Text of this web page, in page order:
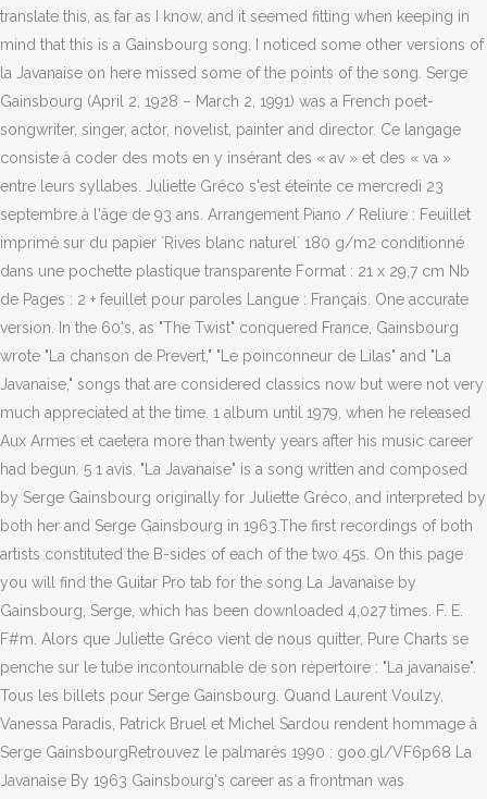
translate this, as far as I know, and it seemed fitting when keeping in
mind that this is a Gainsbourg song. I noticed some other versions of
la Javanaise on here missed some of the points of the song. Serge
Gainsbourg (April 2, 1928 – March 2, 1991) was a French poet-
songwriter, singer, actor, novelist, painter and director. Ce langage
consiste à coder des mots en y insérant des « av » et des « va »
entre leurs syllabes. Juliette Gréco s'est éteinte ce mercredi 23
septembre à l'âge de 93 ans. Arrangement Piano / Reliure : Feuillet
imprimé sur du papier `Rives blanc naturel` 180 g/m2 conditionné
dans une pochette plastique transparente Format : 21 x 29,7 cm Nb
de Pages : 2 + feuillet pour paroles Langue : Français. One accurate
version. In the 60's, as "The Twist" conquered France, Gainsbourg
wrote "La chanson de Prevert," "Le poinconneur de Lilas" and "La
Javanaise," songs that are considered classics now but were not very
much appreciated at the time. 1 album until 1979, when he released
Aux Armes et caetera more than twenty years after his music career
had begun. 5 1 avis. "La Javanaise" is a song written and composed
by Serge Gainsbourg originally for Juliette Gréco, and interpreted by
both her and Serge Gainsbourg in 1963.The first recordings of both
artists constituted the B-sides of each of the two 45s. On this page
you will find the Guitar Pro tab for the song La Javanaise by
Gainsbourg, Serge, which has been downloaded 4,027 times. F. E.
F#m. Alors que Juliette Gréco vient de nous quitter, Pure Charts se
penche sur le tube incontournable de son répertoire : "La javanaise".
Tous les billets pour Serge Gainsbourg. Quand Laurent Voulzy,
Vanessa Paradis, Patrick Bruel et Michel Sardou rendent hommage à
Serge GainsbourgRetrouvez le palmarès 1990 : goo.gl/VF6p68 La
Javanaise By 1963 Gainsbourg's career as a frontman was